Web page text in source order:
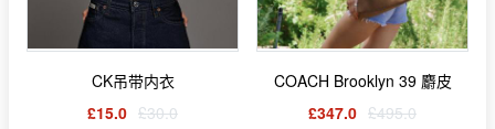
CK吊带内衣
£15.0 £30.0
COACH Brooklyn 39 麝皮
£347.0 £495.0